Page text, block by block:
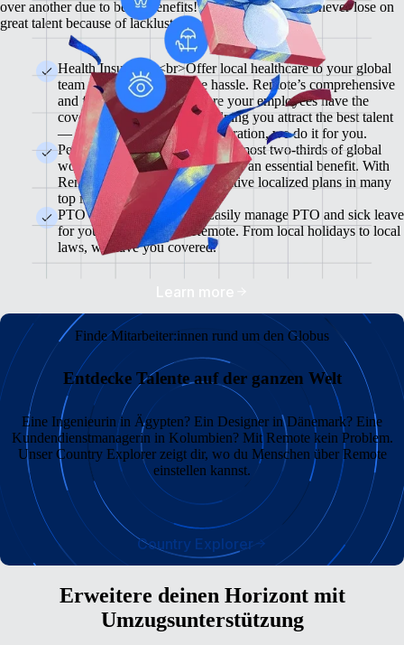
over another due to better benefits! With Remote, you'll never lose on
great talent because of lackluster benefits.
Health Insurance <br>Offer local healthcare to your global
team members without the hassle. Remote’s comprehensive
and flexible plans will ensure your employees have the
coverage they need while helping you attract the best talent
— from enrollment to administration, we do it for you.
Pension & 401(K) Plans<br>Almost two-thirds of global
workers view retirement plans as an essential benefit. With
Remote, you can offer competitive localized plans in many
top markets.
PTO and Sick Leave<br>Easily manage PTO and sick leave
for your global team in Remote. From local holidays to local
laws, we have you covered.
Learn more
Finde Mitarbeiter:innen rund um den Globus
Entdecke Talente auf der ganzen Welt
Eine Ingenieurin in Ägypten? Ein Designer in Dänemark? Eine
Kundendienstmanagerin in Kolumbien? Mit Remote kein Problem.
Unser Country Explorer zeigt dir, wo du Menschen über Remote
einstellen kannst.
Country Explorer
Erweitere deinen Horizont mit
Umzugsunterstützung